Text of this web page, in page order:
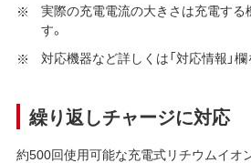
実際の充電電流の大きさは充電する
す。
対応機器など詳しくは「対応情報」
繰り返しチャージに対応
約500回使用可能な充電式リチウムイオ